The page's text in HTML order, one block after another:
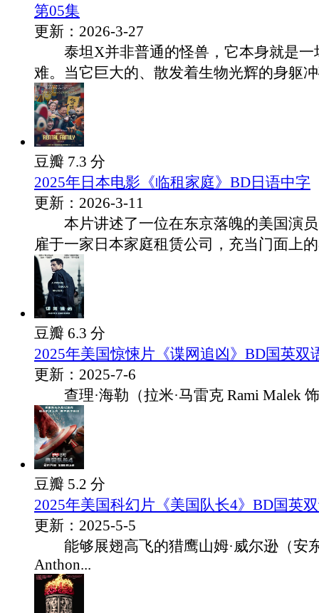
第05集
更新：2026-3-27
泰坦X并非普通的怪兽，它本身就是一
难。当它巨大的、散发着生物光辉的身躯
豆瓣 7.3 分
2025年日本电影《临租家庭》BD日语中字
更新：2026-3-11
本片讲述了一位在东京落魄的美国演员
雇于一家日本家庭租赁公司，充当门面上
豆瓣 6.3 分
2025年美国惊悚片《谍网追凶》BD国英双
更新：2025-7-6
查理·海勒（拉米·马雷克 Rami Malek
豆瓣 5.2 分
2025年美国科幻片《美国队长4》BD国英
更新：2025-5-5
能够展翅高飞的猎鹰山姆·威尔逊（安
Anthon...